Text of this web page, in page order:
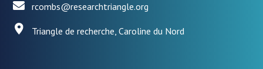
rcombs@researchtriangle.org
Triangle de recherche, Caroline du Nord